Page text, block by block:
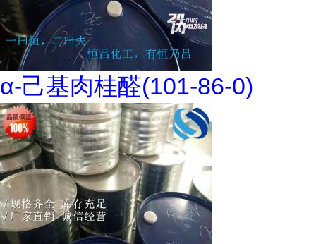
α-己基肉桂醛(101-86-0)